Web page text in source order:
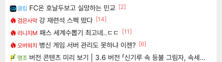
클립 FC온 호날두보고 실망하는 민교 [2]
검은사막 강 재련석 스펙 떴다 [14]
리니지M 패스 세계수뽑기 최고네..ㄷㄷ
[11]
오버워치 병신 게임 서버 관리도 못하냐 이젠? [6]
명조 버전 콘텐츠 미리 보기 | 3.6 버전 「신기루 속 등불 그림자, 속세에 깃든 검의 결심」이 8월 20일에 업데이트됩니다!